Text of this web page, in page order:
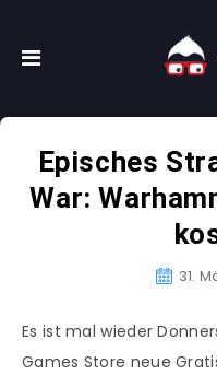
Episches
War:
31.
Es ist mal wieder
Games Store neue